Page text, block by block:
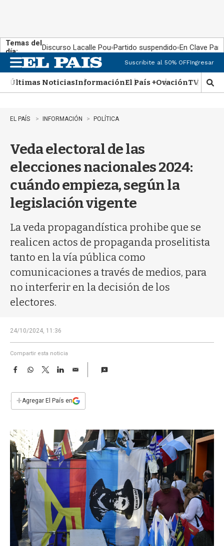
Temas del
día:
Discurso Lacalle Pou Partido suspendido En Clave País
n
u
Suscribite al 50% OFFIngresar
Últimas NoticiasInformaciónEl País +OvaciónTV Show
M
o
EL PAÍS INFORMACIÓN POLÍTICA
Veda electoral de las
elecciones nacionales 2024:
cuándo empieza, según la
legislación vigente
La veda propagandística prohibe que se
realicen actos de propaganda proselitista
tanto en la vía pública como
comunicaciones a través de medios, para
no interferir en la decisión de los
electores.
24/10/2024, 11:36
Compartir esta noticia
F
e
b
k
W
s
p
T
w
t
L
n
E
i
l
+Agregar El País en